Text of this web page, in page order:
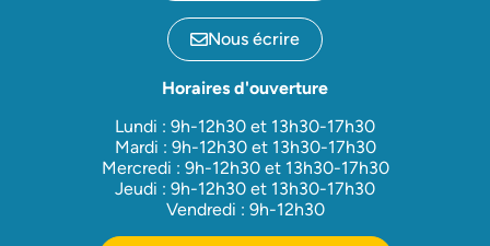
Nous écrire
Horaires d'ouverture
Lundi : 9h-12h30 et 13h30-17h30
Mardi : 9h-12h30 et 13h30-17h30
Mercredi : 9h-12h30 et 13h30-17h30
Jeudi : 9h-12h30 et 13h30-17h30
Vendredi : 9h-12h30